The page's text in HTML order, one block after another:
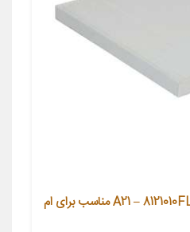
فیلتر کابین خودرو آرو مدل A21 – 8121010FL مناسب برای ام